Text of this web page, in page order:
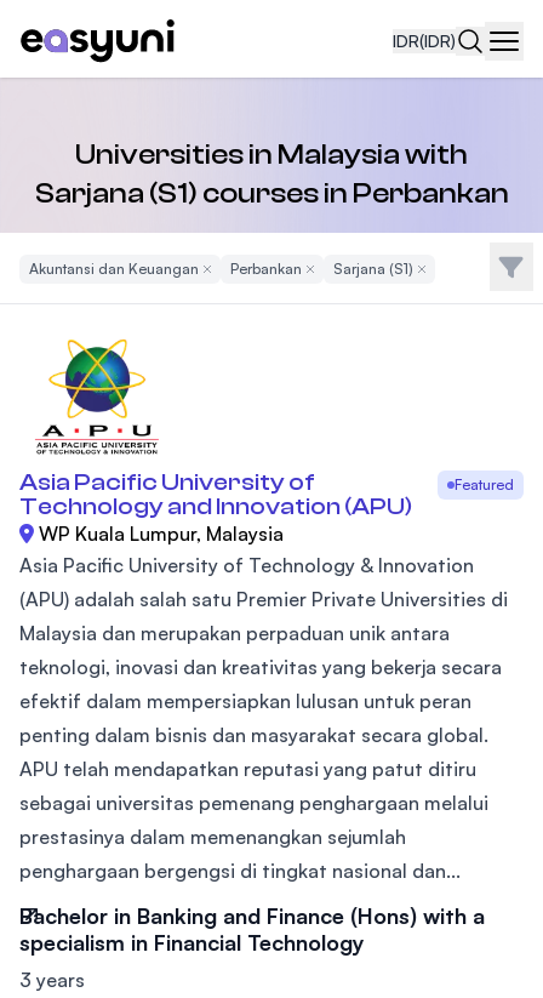
IDR(IDR)
Universities in Malaysia with
Sarjana (S1) courses in Perbankan
Akuntansi dan Keuangan Remove Filter
Perbankan Remove Filter
Sarjana (S1) Remove FilterFilter
Asia Pacific University of
Technology and Innovation (APU)
Featured
WP Kuala Lumpur, Malaysia
Asia Pacific University of Technology & Innovation
(APU) adalah salah satu Premier Private Universities di
Malaysia dan merupakan perpaduan unik antara
teknologi, inovasi dan kreativitas yang bekerja secara
efektif dalam mempersiapkan lulusan untuk peran
penting dalam bisnis dan masyarakat secara global.
APU telah mendapatkan reputasi yang patut ditiru
sebagai universitas pemenang penghargaan melalui
prestasinya dalam memenangkan sejumlah
penghargaan bergengsi di tingkat nasional dan...
Bachelor in Banking and Finance (Hons) with a
specialism in Financial Technology
3 years